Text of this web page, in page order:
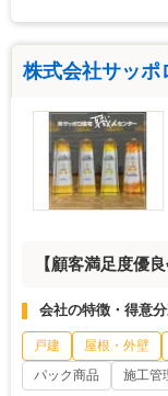
株式会社サッポ
【顧客満足度優
会社の特徴・得意
戸建 屋根・外壁
パック商品
施工管